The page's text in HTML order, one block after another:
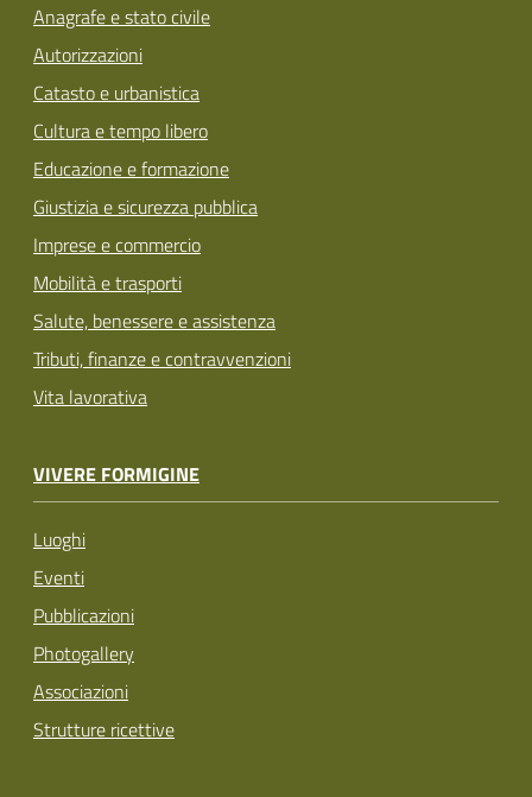
Anagrafe e stato civile
Autorizzazioni
Catasto e urbanistica
Cultura e tempo libero
Educazione e formazione
Giustizia e sicurezza pubblica
Imprese e commercio
Mobilità e trasporti
Salute, benessere e assistenza
Tributi, finanze e contravvenzioni
Vita lavorativa
VIVERE FORMIGINE
Luoghi
Eventi
Pubblicazioni
Photogallery
Associazioni
Strutture ricettive